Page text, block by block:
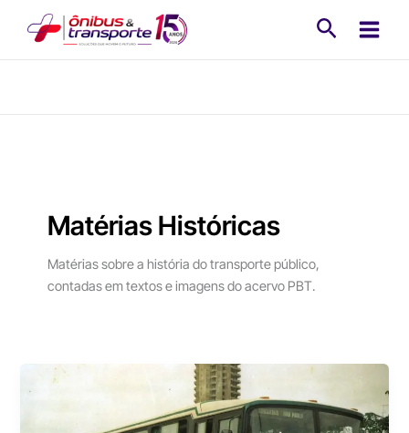
Matérias Históricas
Matérias sobre a história do transporte público,
contadas em textos e imagens do acervo PBT.